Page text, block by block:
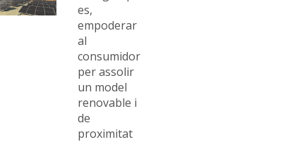
es,
empoderar
al
consumidor
per assolir
un model
renovable i
de
proximitat